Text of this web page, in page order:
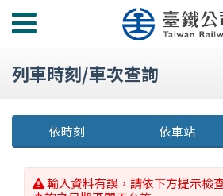
功
選
列車時刻/車次查詢
依時刻 依車站
輸入資料有誤，請依下方提示檢